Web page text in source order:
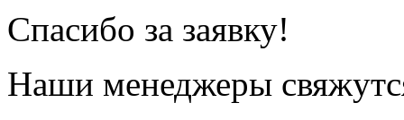
Спасибо за заявку!
Наши менеджеры